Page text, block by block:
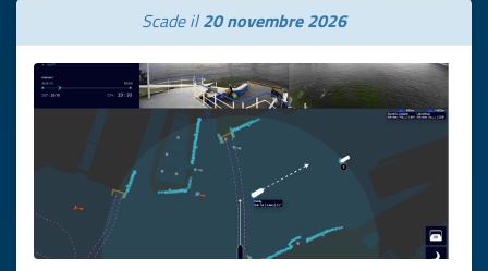
Scade il20 novembre 2026